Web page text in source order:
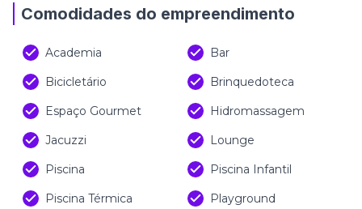
Comodidades do empreendimento
Academia
Bar
Bicicletário
Brinquedoteca
Espaço Gourmet
Hidromassagem
Jacuzzi
Lounge
Piscina
Piscina Infantil
Piscina Térmica
Playground